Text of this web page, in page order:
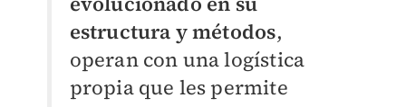
estructura y métodos,
operan con una logística
propia que les permite